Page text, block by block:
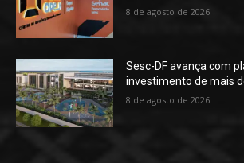
8 de agosto de 2026
Sesc-DF avança com
investimento de mais
8 de agosto de 2026